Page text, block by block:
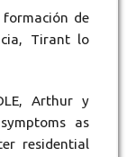
formación de
Tirant lo
Arthur y
as
residential